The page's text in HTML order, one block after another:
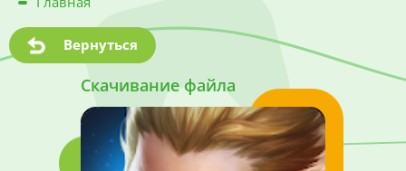
Вернуться
Скачивание файла